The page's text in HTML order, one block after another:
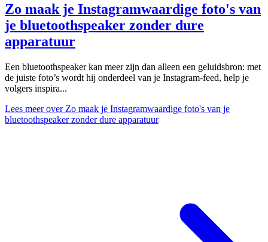
Zo maak je Instagramwaardige foto's van
je bluetoothspeaker zonder dure
apparatuur
Een bluetoothspeaker kan meer zijn dan alleen een geluidsbron: met
de juiste foto’s wordt hij onderdeel van je Instagram-feed, help je
volgers inspira...
Lees meerover Zo maak je Instagramwaardige foto's van je
bluetoothspeaker zonder dure apparatuur